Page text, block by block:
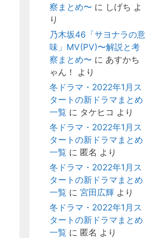
察まとめ〜 に しげち よ
り
乃木坂46「サヨナラの意
味」MV(PV)〜解説と考
察まとめ〜 に あすかち
ゃん！
より
冬ドラマ・2022年1月ス
タートの新ドラマまとめ
一覧 に タケヒコ より
冬ドラマ・2022年1月ス
タートの新ドラマまとめ
一覧 に 匿名 より
冬ドラマ・2022年1月ス
タートの新ドラマまとめ
一覧 に 宮田広輝 より
冬ドラマ・2022年1月ス
タートの新ドラマまとめ
一覧 に 匿名 より